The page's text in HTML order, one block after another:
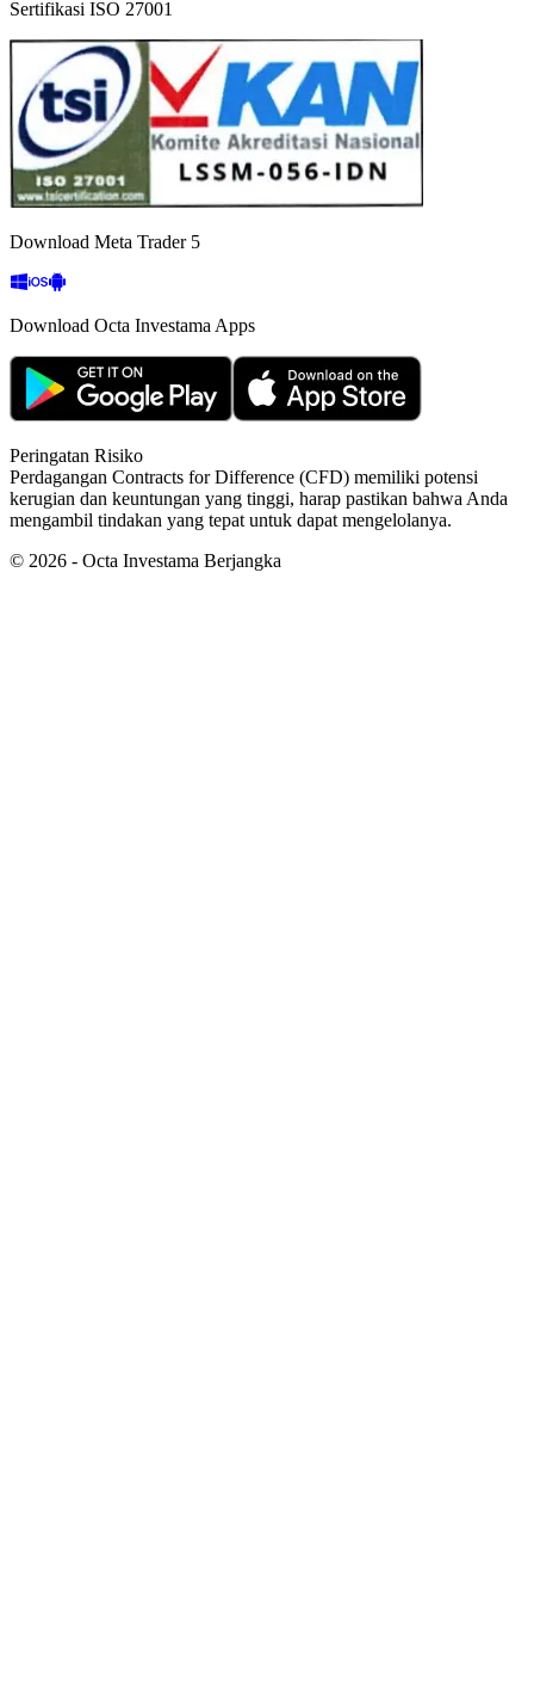
Sertifikasi ISO 27001
Download Meta Trader 5
Download Octa Investama Apps
Peringatan Risiko
Perdagangan Contracts for Difference (CFD) memiliki potensi
kerugian dan keuntungan yang tinggi, harap pastikan bahwa Anda
mengambil tindakan yang tepat untuk dapat mengelolanya.
© 2026 - Octa Investama Berjangka